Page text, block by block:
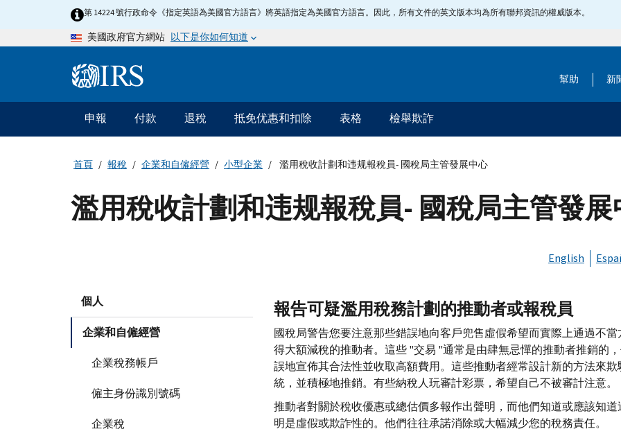
第 14224 號行政命令《指定英語為美國官方語言》將英語指定為美國官方語言。因此，所有文件的英文版本均為所有聯邦資訊的權威版本。
美國政府官方網站 以下是你如何知道
Information 幫助 新
主
要
導
申報 付款 退稅 抵免优惠和扣除 表格 檢舉欺詐
首頁 報稅 企業和自僱經營 小型企業 濫用稅收計劃和违规報稅員- 國稅局主管發展中心
濫用稅收計劃和违规報稅員- 國稅局主管發展
English
個人
企業和自僱經營
企業稅務帳戶
僱主身份識別號碼
企業稅
報告可疑濫用稅務計劃的推動者或報稅員
國稅局警告您要注意那些錯誤地向客戶兜售虛假希望而實際上通過不當
得大額減稅的推動者。這些 "交易 "通常是由肆無忌憚的推動者推銷的
誤地宣佈其合法性並收取高額費用。這些推動者經常設計新的方法來欺
統，並積極地推銷。有些納稅人玩審計彩票，希望自己不被審計注意。
推動者對關於稅收優惠或總估價多報作出聲明，而他們知道或應該知道
明是虛假或欺詐性的。他們往往承諾消除或大幅減少您的稅務責任。